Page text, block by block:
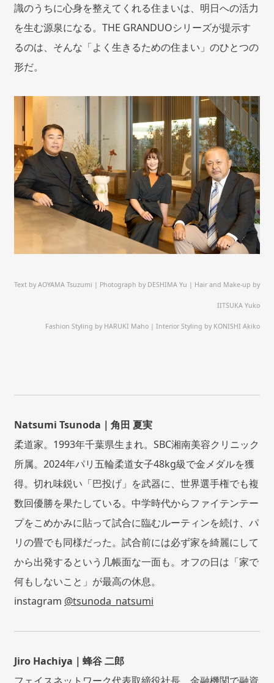
識のうちに心身を整えてくれる住まいは、明日への活力
を生む源泉になる。THE GRANDUOシリーズが提示す
るのは、そんな「よく生きるための住まい」のひとつの
形だ。
Text by AOYAMA Tsuzumi | Photograph by DESHIMA Yu | Hair and Make-up by
IITSUKA Yuko
Fashion Styling by HARUKI Maho | Interior Styling by KONISHI Akiko
Natsumi Tsunoda｜角田 夏実
柔道家。1993年千葉県生まれ。SBC湘南美容クリニック
所属。2024年パリ五輪柔道女子48kg級で金メダルを獲
得。切れ味鋭い「巴投げ」を武器に、世界選手権でも複
数回優勝を果たしている。中学時代からファイテンテー
プをこめかみに貼って試合に臨むルーティンを続け、パ
リの畳でも同様だった。試合前には必ず家を綺麗にして
から出発するという几帳面な一面も。オフの日は「家で
何もしないこと」が最高の休息。
instagram @tsunoda_natsumi
Jiro Hachiya｜蜂谷 二郎